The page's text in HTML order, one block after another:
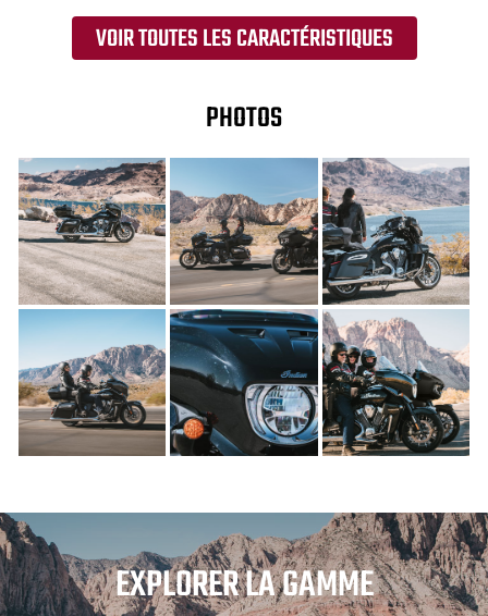
VOIR TOUTES LES CARACTÉRISTIQUES
PHOTOS
EXPLORER LA GAMME